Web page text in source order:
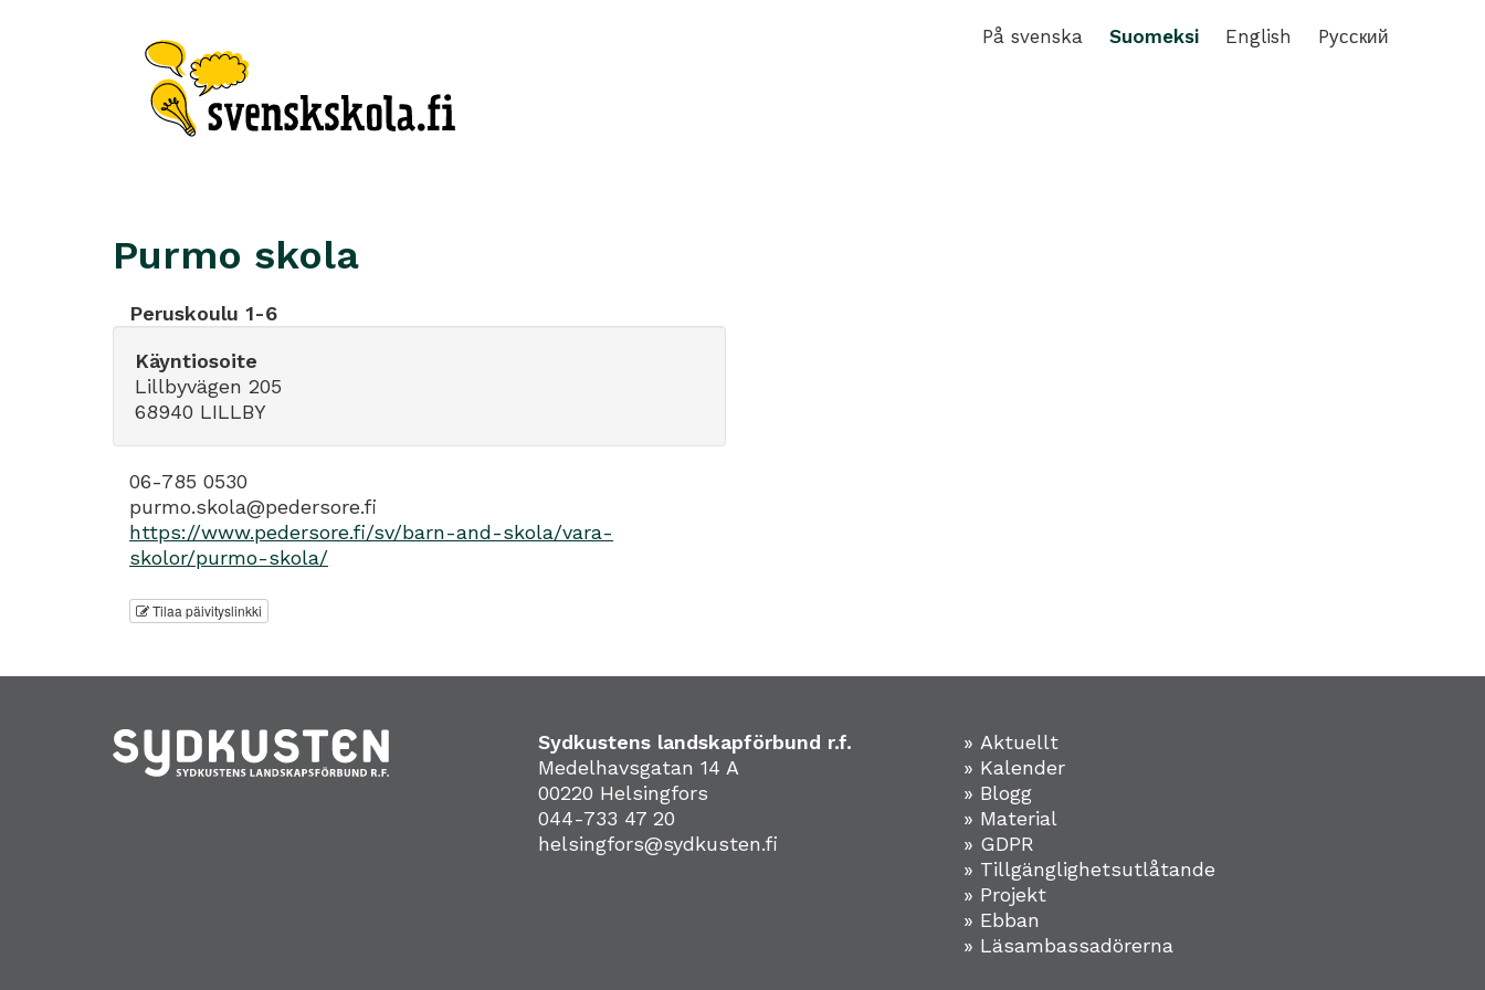
På svenska Suomeksi English Pусский
Purmo skola
Peruskoulu 1-6
Käyntiosoite
Lillbyvägen 205
68940 LILLBY
06-785 0530
purmo.skola@pedersore.fi
https://www.pedersore.fi/sv/barn-and-skola/vara-
skolor/purmo-skola/
Tilaa päivityslinkki
Sydkustens landskapförbund r.f.
Medelhavsgatan 14 A
00220 Helsingfors
044-733 47 20
helsingfors@sydkusten.fi
» Aktuellt
» Kalender
» Blogg
» Material
» GDPR
» Tillgänglighetsutlåtande
» Projekt
» Ebban
» Läsambassadörerna